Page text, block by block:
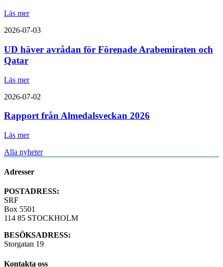
Läs mer
2026-07-03
UD häver avrådan för Förenade Arabemiraten och
Qatar
Läs mer
2026-07-02
Rapport från Almedalsveckan 2026
Läs mer
Alla nyheter
Adresser
POSTADRESS:
SRF
Box 5501
114 85 STOCKHOLM
BESÖKSADRESS:
Storgatan 19
Kontakta oss